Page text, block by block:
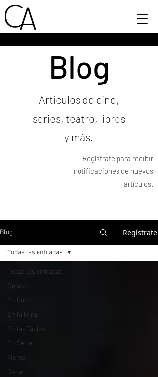
Blog
Artículos de cine,
series, teatro, libros
y más.
Regístrate para recibir
notificaciones de nuevos
artículos.
Blog Regístrate
Todas las entradas
Déjà vu
En Corto
En la Mira
En las Tablas
En Serie
Memo
Oscar
Todas las entradas